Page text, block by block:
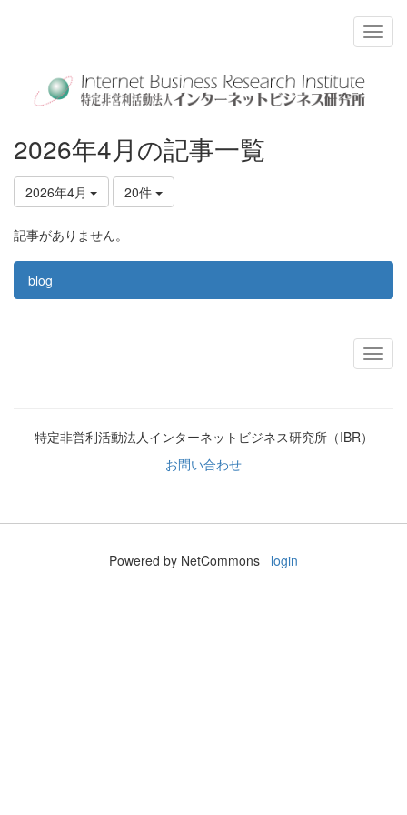
2026年4月の記事一覧
2026年4月 20件
記事がありません。
blog
特定非営利活動法人インターネットビジネス研究所（IBR）
お問い合わせ
Powered by NetCommons login